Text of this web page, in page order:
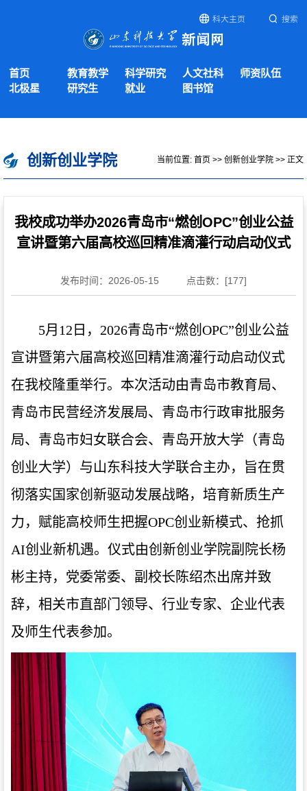
科大主页 搜索
首页 教育教学 科学研究 人文社科
师资队伍
北极星
研究生 就业 图书馆
创新创业学院 当前位置: 首页 >> 创新创业学院 >> 正文
我校成功举办2026青岛市“燃创OPC”创业公益
宣讲暨第六届高校巡回精准滴灌行动启动仪式
发布时间：2026-05-15 点击数：[177]
5月12日，2026青岛市“燃创OPC”创业公益
宣讲暨第六届高校巡回精准滴灌行动启动仪式
在我校隆重举行。本次活动由青岛市教育局、
青岛市民营经济发展局、青岛市行政审批服务
局、青岛市妇女联合会、青岛开放大学（青岛
创业大学）与山东科技大学联合主办，旨在贯
彻落实国家创新驱动发展战略，培育新质生产
力，赋能高校师生把握OPC创业新模式、抢抓
AI创业新机遇。仪式由创新创业学院副院长杨
彬主持，党委常委、副校长陈绍杰出席并致
辞，相关市直部门领导、行业专家、企业代表
及师生代表参加。